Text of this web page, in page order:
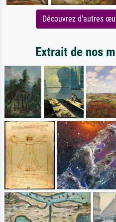
Découvrez d'autres
Extrait de nos